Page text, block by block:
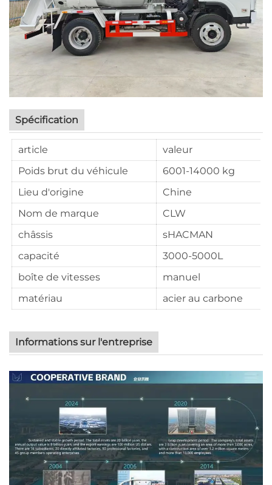
Spécification
article
valeur
Poids brut du véhicule
6001-14000 kg
Lieu d'origine
Chine
Nom de marque
CLW
châssis
sHACMAN
capacité
3000-5000L
boîte de vitesses
manuel
matériau
acier au carbone
Informations sur l'entreprise